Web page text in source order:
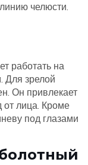
челюсти.
работать на
Для зрелой
Он привлекает
от лица. Кроме
под глазами